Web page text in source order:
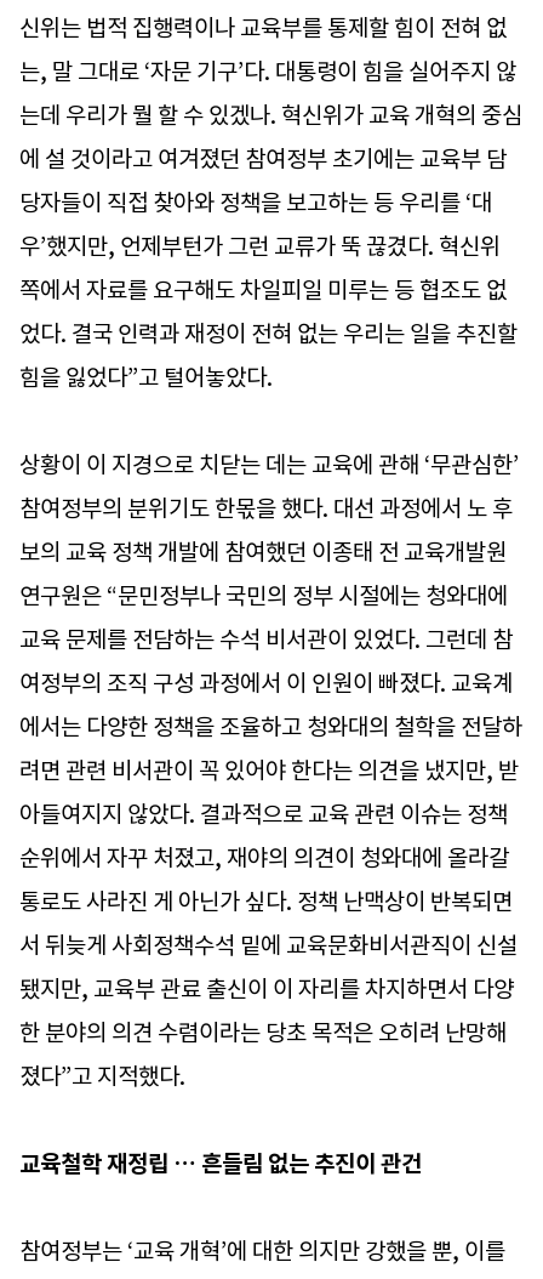
신위는 법적 집행력이나 교육부를 통제할 힘이 전혀 없
는, 말 그대로 ‘자문 기구’다. 대통령이 힘을 실어주지 않
는데 우리가 뭘 할 수 있겠나. 혁신위가 교육 개혁의 중심
에 설 것이라고 여겨졌던 참여정부 초기에는 교육부 담
당자들이 직접 찾아와 정책을 보고하는 등 우리를 ‘대
우’했지만, 언제부턴가 그런 교류가 뚝 끊겼다. 혁신위
쪽에서 자료를 요구해도 차일피일 미루는 등 협조도 없
었다. 결국 인력과 재정이 전혀 없는 우리는 일을 추진할
힘을 잃었다”고 털어놓았다.
상황이 이 지경으로 치닫는 데는 교육에 관해 ‘무관심한’
참여정부의 분위기도 한몫을 했다. 대선 과정에서 노 후
보의 교육 정책 개발에 참여했던 이종태 전 교육개발원
연구원은 “문민정부나 국민의 정부 시절에는 청와대에
교육 문제를 전담하는 수석 비서관이 있었다. 그런데 참
여정부의 조직 구성 과정에서 이 인원이 빠졌다. 교육계
에서는 다양한 정책을 조율하고 청와대의 철학을 전달하
려면 관련 비서관이 꼭 있어야 한다는 의견을 냈지만, 받
아들여지지 않았다. 결과적으로 교육 관련 이슈는 정책
순위에서 자꾸 처졌고, 재야의 의견이 청와대에 올라갈
통로도 사라진 게 아닌가 싶다. 정책 난맥상이 반복되면
서 뒤늦게 사회정책수석 밑에 교육문화비서관직이 신설
됐지만, 교육부 관료 출신이 이 자리를 차지하면서 다양
한 분야의 의견 수렴이라는 당초 목적은 오히려 난망해
졌다”고 지적했다.
교육철학 재정립 … 흔들림 없는 추진이 관건
참여정부는 ‘교육 개혁’에 대한 의지만 강했을 뿐, 이를